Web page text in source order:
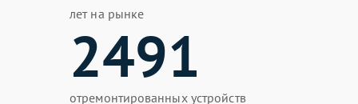
лет на рынке
2491
отремонтированных устройств